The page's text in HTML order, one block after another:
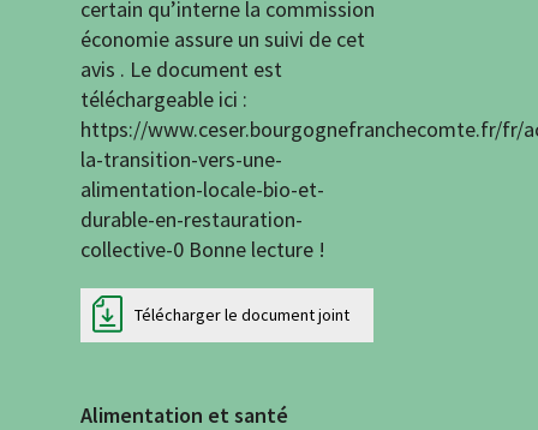
certain qu’interne la commission
économie assure un suivi de cet
avis . Le document est
téléchargeable ici :
https://www.ceser.bourgognefranchecomte.fr/fr/
la-transition-vers-une-
alimentation-locale-bio-et-
durable-en-restauration-
collective-0 Bonne lecture !
Télécharger le document joint
Alimentation et santé